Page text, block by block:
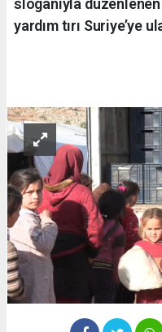
sloganıyla
yardım tırı Suriye’ye